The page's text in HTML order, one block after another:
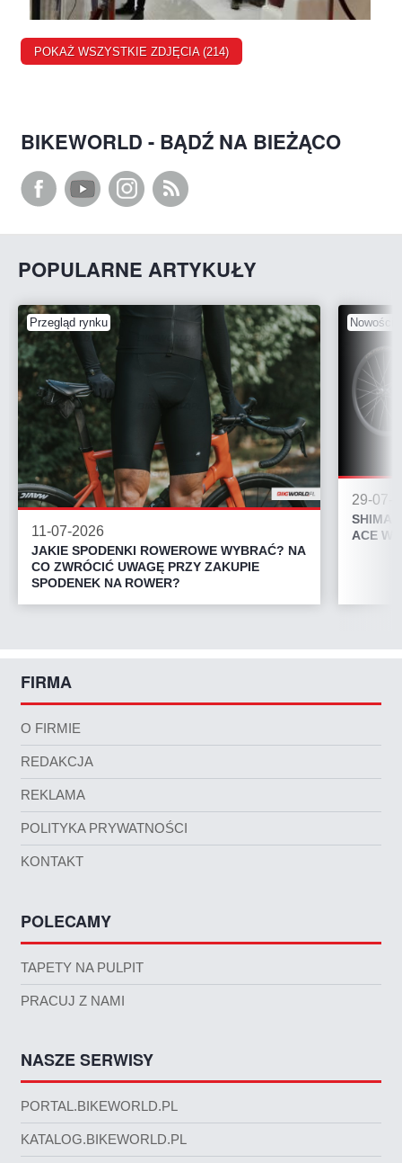
POKAŻ WSZYSTKIE ZDJĘCIA (214)
BIKEWORLD - BĄDŹ NA BIEŻĄCO
POPULARNE ARTYKUŁY
Przegląd rynku
11-07-2026
JAKIE SPODENKI ROWEROWE WYBRAĆ? NA
CO ZWRÓCIĆ UWAGĘ PRZY ZAKUPIE
SPODENEK NA ROWER?
Nowości
29-07-
ACE
FIRMA
O FIRMIE
REDAKCJA
REKLAMA
POLITYKA PRYWATNOŚCI
KONTAKT
POLECAMY
TAPETY NA PULPIT
PRACUJ Z NAMI
NASZE SERWISY
PORTAL.BIKEWORLD.PL
KATALOG.BIKEWORLD.PL